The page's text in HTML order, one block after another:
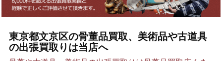
東京都文京区の骨董品買取、美術品や古道具
の出張買取りは当店へ